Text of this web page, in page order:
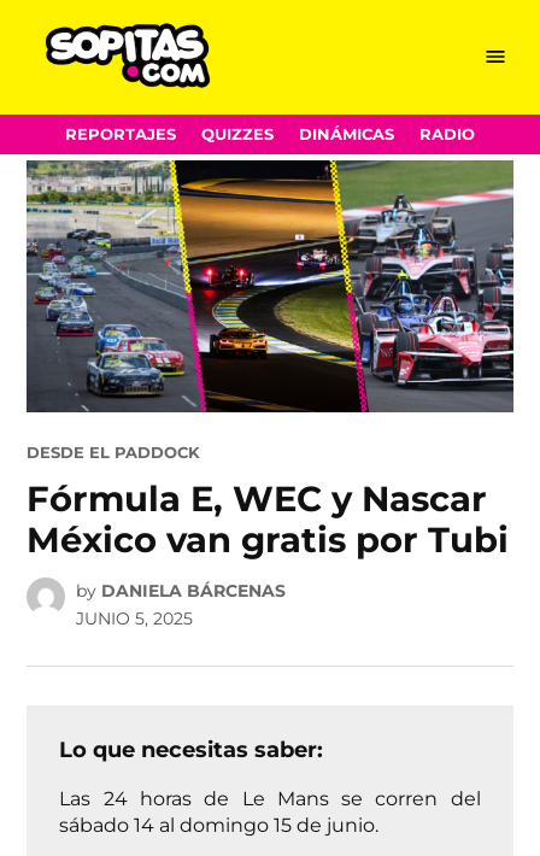
Skip
to
content
Menu
REPORTAJES QUIZZES DINÁMICAS RADIO
POSTED
DESDE EL PADDOCK
Fórmula E, WEC y Nascar
México van gratis por Tubi
by DANIELA BÁRCENAS
JUNIO 5, 2025
Lo que necesitas saber:
Las 24 horas de Le Mans se corren del
sábado 14 al domingo 15 de junio.